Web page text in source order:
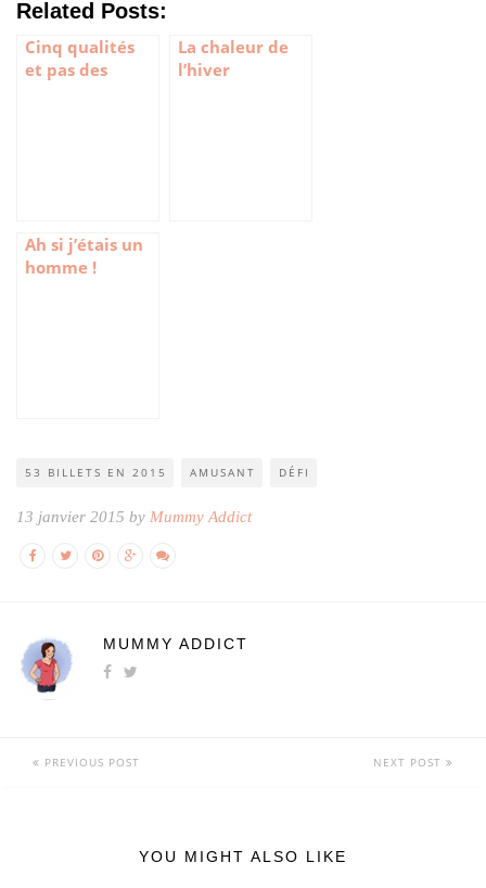
Related Posts:
Cinq qualités
et pas des
La chaleur de
l’hiver
Ah si j’étais un
homme !
53 BILLETS EN 2015 AMUSANT DÉFI
13 janvier 2015 by Mummy Addict
MUMMY ADDICT
PREVIOUS POST NEXT POST
YOU MIGHT ALSO LIKE